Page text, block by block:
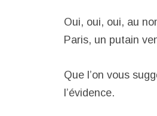
Oui, oui, oui, au
Paris, un putain
Que l’on vous
l’évidence.